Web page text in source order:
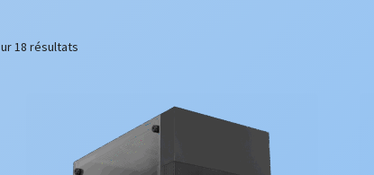
18 résultats